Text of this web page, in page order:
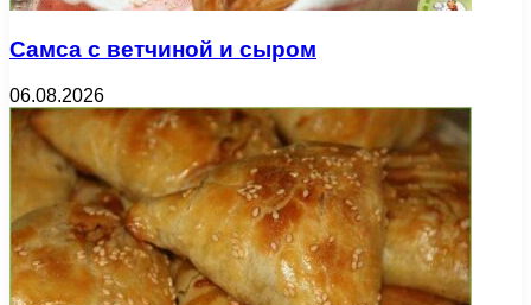
Самса с ветчиной и сыром
06.08.2026